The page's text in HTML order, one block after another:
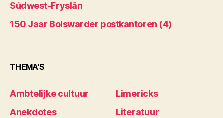
Súdwest-Fryslân
150 Jaar Bolswarder postkantoren (4)
THEMA'S
Ambtelijke cultuur
Anekdotes
Limericks
Literatuur